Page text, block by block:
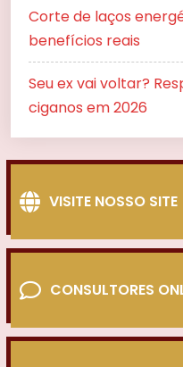
Corte de laços
benefícios reais
Seu ex vai voltar?
ciganos em 2026
VISITE NOSSO SITE
CONSULTORES